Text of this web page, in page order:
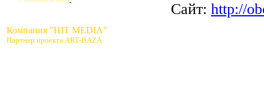
Компания "HIT MEDIA"
Партнер проекта ART-BAZA
Сайт: http://